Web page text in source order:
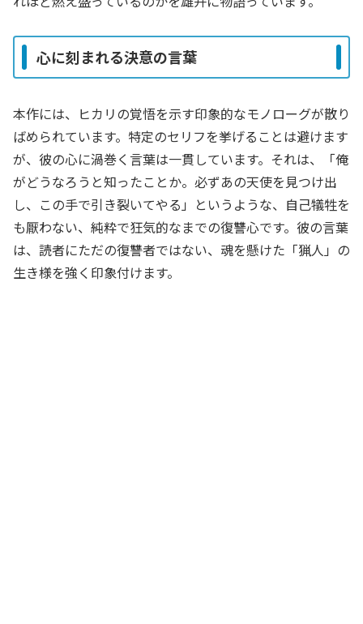
心に刻まれる決意の言葉
本作には、ヒカリの覚悟を示す印象的なモノローグが散り
ばめられています。特定のセリフを挙げることは避けます
が、彼の心に渦巻く言葉は一貫しています。それは、「俺
がどうなろうと知ったことか。必ずあの天使を見つけ出
し、この手で引き裂いてやる」というような、自己犠牲を
も厭わない、純粋で狂気的なまでの復讐心です。彼の言葉
は、読者にただの復讐者ではない、魂を懸けた「猟人」の
生き様を強く印象付けます。